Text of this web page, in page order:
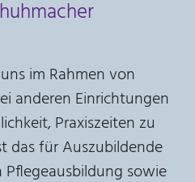
im Rahmen von
anderen Einrichtungen
Praxiszeiten zu
das für Auszubildende
Pflegeausbildung sowie